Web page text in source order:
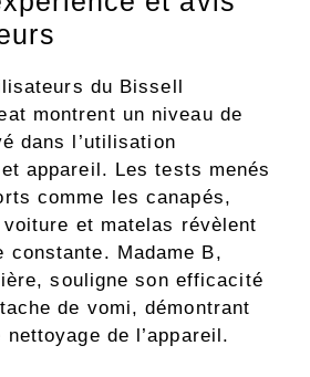
du Bissell
montrent un niveau de
dans l’utilisation
appareil. Les tests menés
comme les canapés,
et matelas révèlent
constante. Madame B,
souligne son efficacité
de vomi, démontrant
de l’appareil.